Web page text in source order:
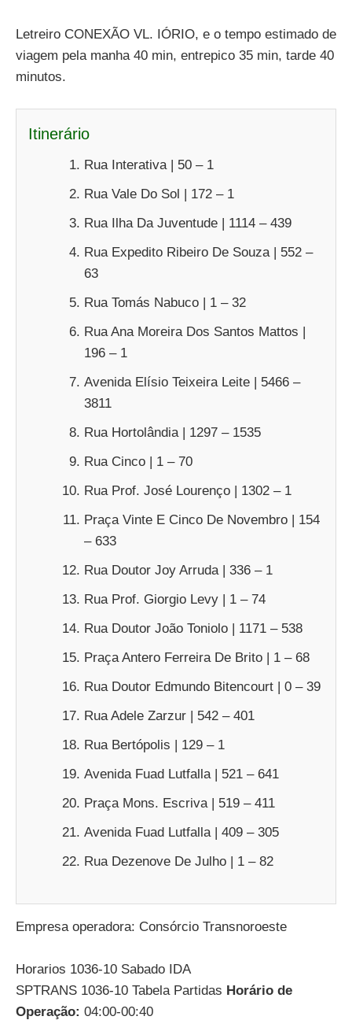
Letreiro CONEXÃO VL. IÓRIO, e o tempo estimado de
viagem pela manha 40 min, entrepico 35 min, tarde 40
minutos.
Itinerário
Rua Interativa | 50 – 1
Rua Vale Do Sol | 172 – 1
Rua Ilha Da Juventude | 1114 – 439
Rua Expedito Ribeiro De Souza | 552 –
63
Rua Tomás Nabuco | 1 – 32
Rua Ana Moreira Dos Santos Mattos |
196 – 1
Avenida Elísio Teixeira Leite | 5466 –
3811
Rua Hortolândia | 1297 – 1535
Rua Cinco | 1 – 70
Rua Prof. José Lourenço | 1302 – 1
Praça Vinte E Cinco De Novembro | 154
– 633
Rua Doutor Joy Arruda | 336 – 1
Rua Prof. Giorgio Levy | 1 – 74
Rua Doutor João Toniolo | 1171 – 538
Praça Antero Ferreira De Brito | 1 – 68
Rua Doutor Edmundo Bitencourt | 0 – 39
Rua Adele Zarzur | 542 – 401
Rua Bertópolis | 129 – 1
Avenida Fuad Lutfalla | 521 – 641
Praça Mons. Escriva | 519 – 411
Avenida Fuad Lutfalla | 409 – 305
Rua Dezenove De Julho | 1 – 82
Empresa operadora: Consórcio Transnoroeste
Horarios 1036-10 Sabado IDA
SPTRANS 1036-10 Tabela Partidas Horário de
Operação: 04:00-00:40